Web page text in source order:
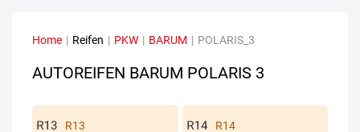
Home | Reifen | PKW | BARUM | POLARIS_3
AUTOREIFEN BARUM POLARIS 3
R13 R14